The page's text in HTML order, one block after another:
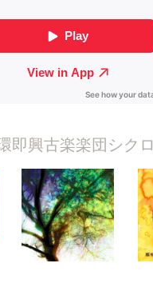
即興古楽楽団シクロ